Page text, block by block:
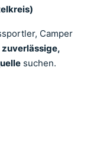
Camper
zuverlässige,
suchen.